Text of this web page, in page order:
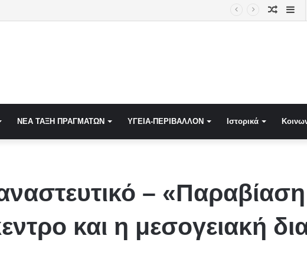
NEA TAΞΗ ΠΡΑΓΜΑΤΩΝ ΥΓΕΙΑ-ΠΕΡΙΒΑΛΛΟΝ Ιστορικά
– «Παραβίαση
και η μεσογειακή